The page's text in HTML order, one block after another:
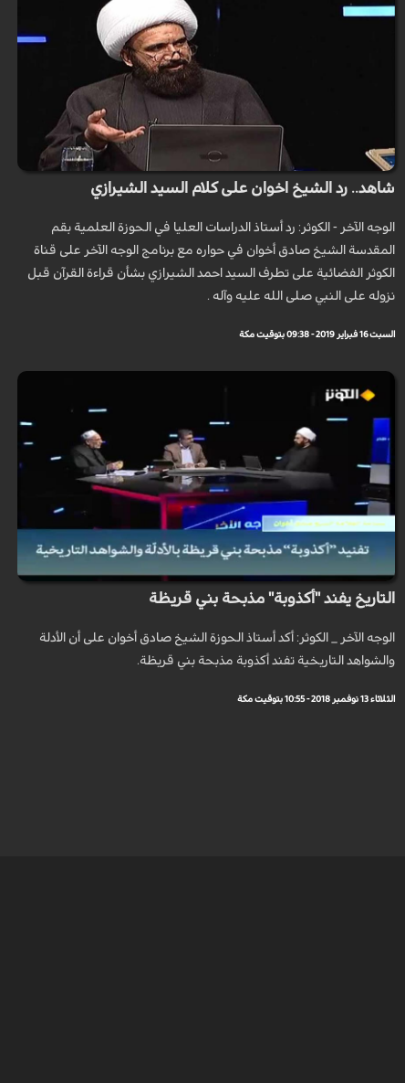
شاهد.. رد الشيخ اخوان على كلام السيد الشيرازي
الوجه الآخر - الكوثر: رد أستاذ الدراسات العليا في الحوزة العلمية بقم
المقدسة الشيخ صادق أخوان في حواره مع برنامج الوجه الآخر على قناة
الكوثر الفضائية على تطرف السيد احمد الشيرازي بشأن قراءة القرآن قبل
نزوله على النبي صلى الله عليه وآله .
السبت 16 فبراير 2019 - 09:38 بتوقيت مكة
التاريخ يفند "أكذوبة" مذبحة بني قريظة
الوجه الآخر _ الكوثر: أكد أستاذ الحوزة الشيخ صادق أخوان على أن الأدلة
والشواهد التاريخية تفند أكذوبة مذبحة بني قريظة.
الثلاثاء 13 نوفمبر 2018 - 10:55 بتوقيت مكة